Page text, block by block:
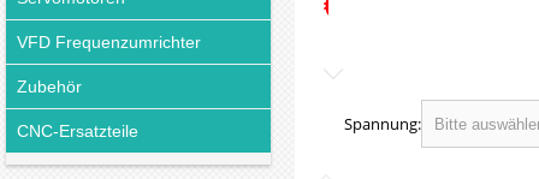
VFD Frequenzumrichter
Zubehör
CNC-Ersatzteile Spannung: